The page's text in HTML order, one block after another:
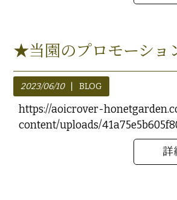
2023/06/10 BLOG
https://aoicrover-
content/uploads/
詳